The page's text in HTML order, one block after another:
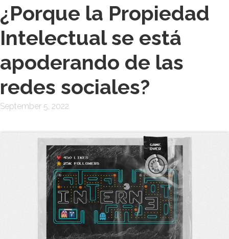
¿Porque la Propiedad
Intelectual se está
apoderando de las
redes sociales?
September 5, 2022